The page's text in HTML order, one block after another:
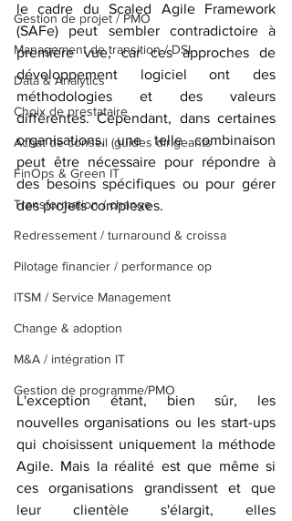
Gestion de projet / PMO
Management de transition / DSI
Data & Analytics
Choix de prestataire
Achat de conseil (guides dirigeants
FinOps & Green IT
Transformation / change
Redressement / turnaround & croissa
Pilotage financier / performance op
ITSM / Service Management
Change & adoption
M&A / intégration IT
Gestion de programme/PMO
le cadre du Scaled Agile Framework
(SAFe) peut sembler contradictoire à
première vue, car ces approches de
développement logiciel ont des
méthodologies et des valeurs
différentes. Cependant, dans certaines
organisations, une telle combinaison
peut être nécessaire pour répondre à
des besoins spécifiques ou pour gérer
des projets complexes.
L'exception étant, bien sûr, les
nouvelles organisations ou les start-ups
qui choisissent uniquement la méthode
Agile. Mais la réalité est que même si
ces organisations grandissent et que
leur clientèle s'élargit, elles